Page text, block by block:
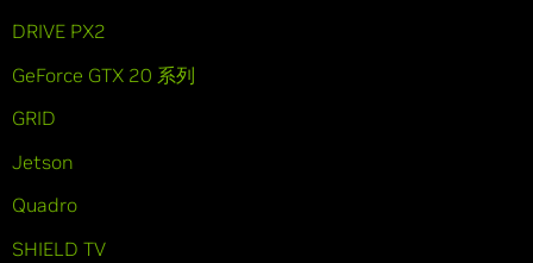
DRIVE PX2
GeForce GTX 20 系列
GRID
Jetson
Quadro
SHIELD TV